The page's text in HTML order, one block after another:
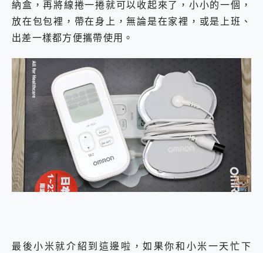
納盒，再將線捲一捲就可以收起來了，小小的一個，
放在包包裡，帶在身上，無論是在家裡，或是上班、
出差一樣都方便攜帶使用。
最後小米就介紹到這邊啦，如果你和小米一天忙下